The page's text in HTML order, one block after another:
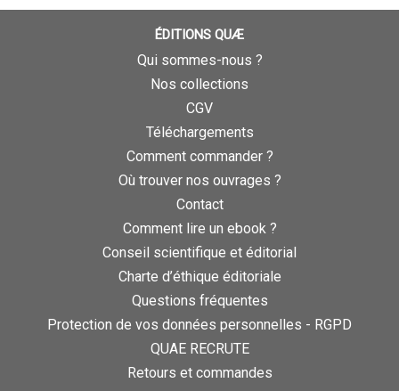
ÉDITIONS QUÆ
Qui sommes-nous ?
Nos collections
CGV
Téléchargements
Comment commander ?
Où trouver nos ouvrages ?
Contact
Comment lire un ebook ?
Conseil scientifique et éditorial
Charte d’éthique éditoriale
Questions fréquentes
Protection de vos données personnelles - RGPD
QUAE RECRUTE
Retours et commandes